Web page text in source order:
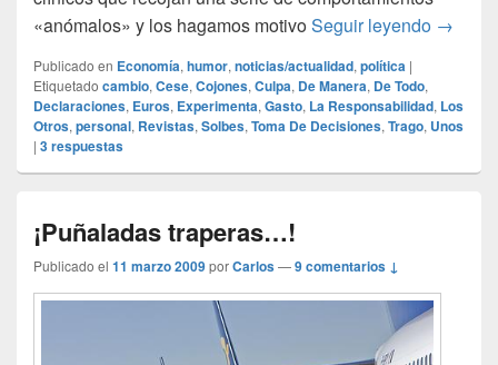
«anómalos» y los hagamos motivoSeguir leyendo El
→
Publicado en Economía, humor, noticias/actualidad, política |
Etiquetado cambio, Cese, Cojones, Culpa, De Manera, De Todo,
Declaraciones, Euros, Experimenta, Gasto, La Responsabilidad, Los
Otros, personal, Revistas, Solbes, Toma De Decisiones, Trago, Unos
| 3respuestas
¡Puñaladas traperas…!
Publicado el 11 marzo 2009porCarlos—9 comentarios ↓